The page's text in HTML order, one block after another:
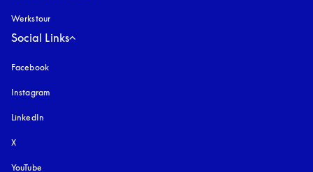
Werkstour
Social Links
Facebook
Instagram
LinkedIn
X
YouTube